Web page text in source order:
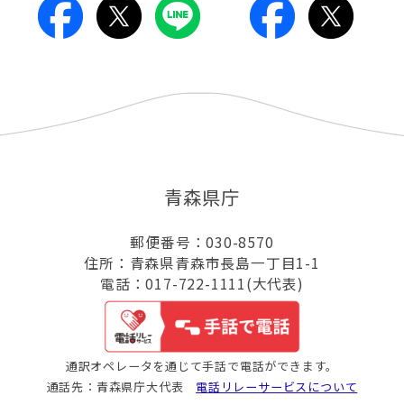
青森県庁
郵便番号：030-8570
住所：青森県青森市長島一丁目1-1
電話：017-722-1111(大代表)
通訳オペレータを通じて手話で電話ができます。
通話先：青森県庁大代表 電話リレーサービスについて